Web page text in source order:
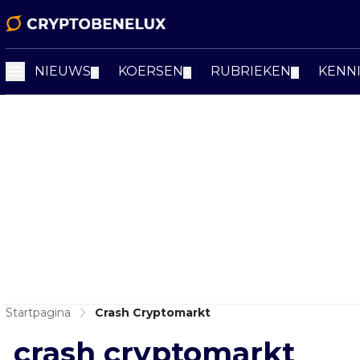
NIEUWS KOERSEN RUBRIEKEN
Startpagina Crash Cryptomarkt
crash cryptomarkt